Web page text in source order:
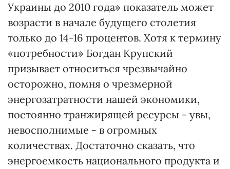
Украины до 2010 года» показатель может
возрасти в начале будущего столетия
только до 14-16 процентов. Хотя к термину
«потребности» Богдан Крупский
призывает относиться чрезвычайно
осторожно, помня о чрезмерной
энергозатратности нашей экономики,
постоянно транжирящей ресурсы - увы,
невосполнимые - в огромных
количествах. Достаточно сказать, что
энергоемкость национального продукта и